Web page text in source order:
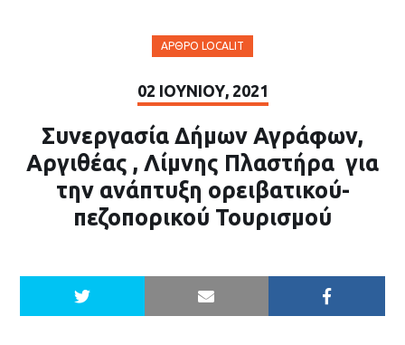
ΆΡΘΡΟ LOCALIT
02 ΙΟΥΝΊΟΥ, 2021
Συνεργασία Δήμων Αγράφων,
Αργιθέας , Λίμνης Πλαστήρα για
την ανάπτυξη ορειβατικού-
πεζοπορικού Τουρισμού